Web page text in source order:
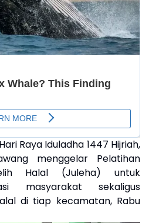
Raya Iduladha 1447 Hijriah,
menggelar Pelatihan
Halal (Juleha) untuk
masyarakat sekaligus
di tiap kecamatan, Rabu